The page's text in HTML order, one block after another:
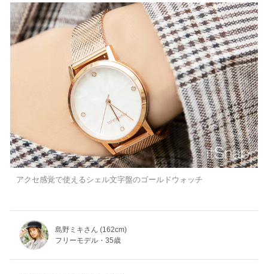
アクセ感覚で使えるシェル文字盤のゴールドウォッチ
島野ミキさん (162cm)
フリーモデル・35歳